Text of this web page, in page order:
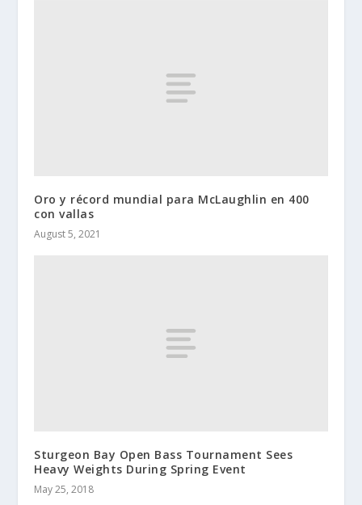
Oro y récord mundial para McLaughlin en 400
con vallas
August 5, 2021
Sturgeon Bay Open Bass Tournament Sees
Heavy Weights During Spring Event
May 25, 2018